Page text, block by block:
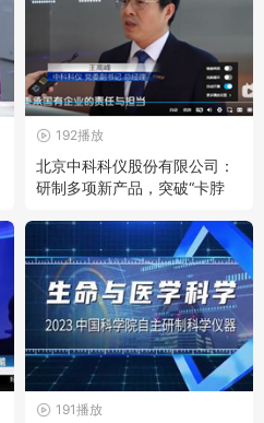
192播放
北京中科科仪股份有限公司：
研制多项新产品，突破“卡脖
191播放